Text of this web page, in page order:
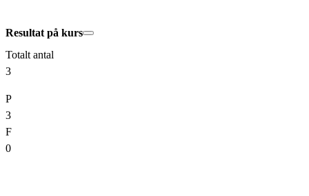
Resultat på kurs
Totalt antal
3
P
3
F
0